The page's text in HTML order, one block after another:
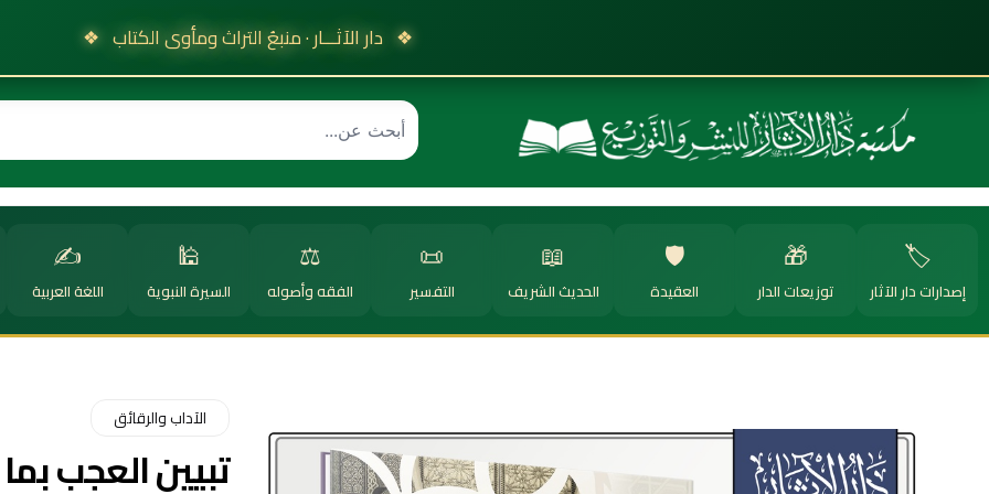
❖ دار الآثـــار · منبعُ التراث ومأوى الكتاب ❖
🏷️
إصدارات دار الآثار
🎁
توزيعات الدار
🛡️
العقيدة
📖
الحديث الشريف
📜
التفسير
⚖️
الفقه وأصوله
🕌
السيرة النبوية
✍️
اللغة العربية
الآداب والرقائق
تبيين العجب